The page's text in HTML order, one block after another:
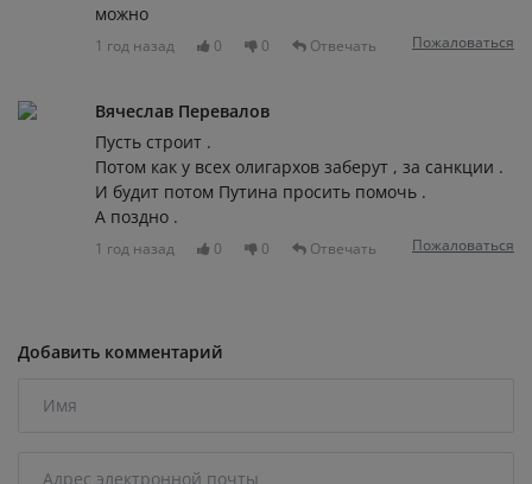
можно
1 год назад 0 0 Отвечать Пожаловаться
Вячеслав Перевалов
Пусть строит .
Потом как у всех олигархов заберут , за санкции .
И будит потом Путина просить помочь .
А поздно .
1 год назад 0 0 Отвечать Пожаловаться
Добавить комментарий